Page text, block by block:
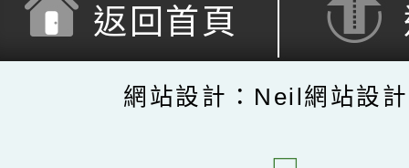
返回首頁
網站設計：Neil網站設